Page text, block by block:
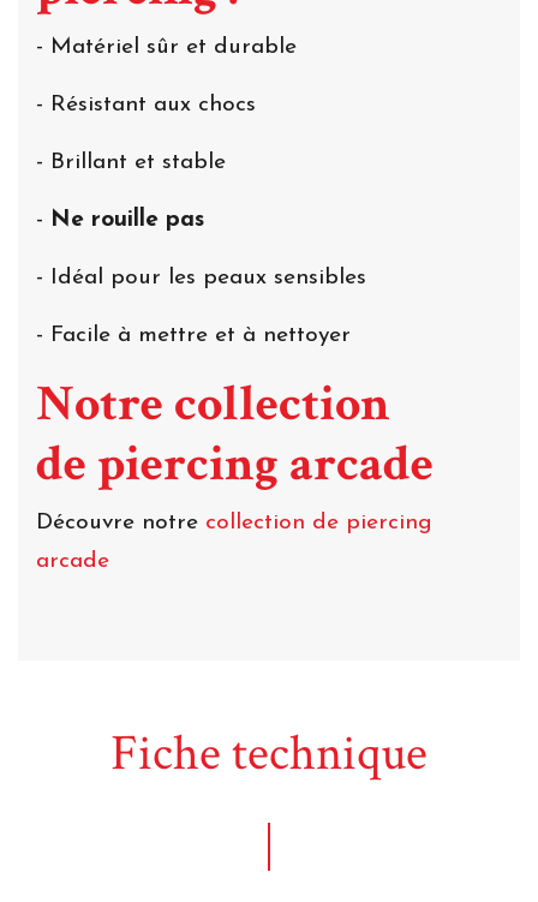
- Matériel sûr et durable
- Résistant aux chocs
- Brillant et stable
- Ne rouille pas
- Idéal pour les peaux sensibles
- Facile à mettre et à nettoyer
Notre collection
de piercing arcade
Découvre notre collection de piercing
arcade
Fiche technique